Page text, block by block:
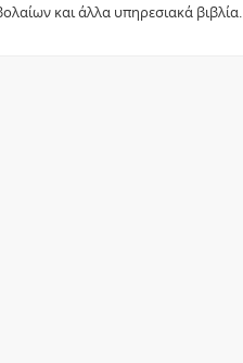
και άλλα υπηρεσιακά βιβλία.